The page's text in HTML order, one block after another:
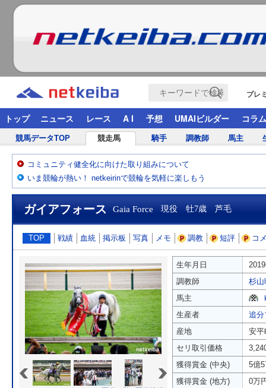
プレ
トップ ニュース レース A I 予想 UMAIビルダー コラム
競馬データTOP 競走馬 騎手 調教師 馬主
コミュニティ健全化に向けた取り組みについて
いま競輪が熱い！ netkeirinで競輪を気軽に楽しもう
ガイアフォース Gaia Force 現役 牡7歳 芦毛
TOP 戦績 血統 掲示板 写真 メモ 調教 短評 コ
生年月日
調教師
杉山
馬主
生産者
追分
産地
安平
セリ取引価格
獲得賞金 (中央)
5億
獲得賞金 (地方)
0万